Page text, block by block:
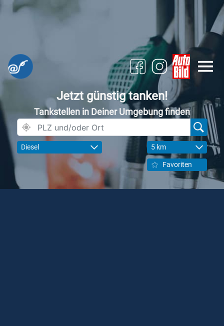
Jetzt günstig tanken!
Tankstellen in Deiner Umgebung finden
Diesel 5 km
Favoriten